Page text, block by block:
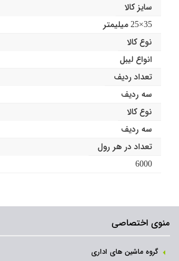
سایز کالا
35×25 میلیمتر
نوع کالا
انواع لیبل
تعداد ردیف
سه ردیف
نوع کالا
سه ردیف
تعداد در هر رول
6000
منوی اختصاصی
گروه ماشین های اداری